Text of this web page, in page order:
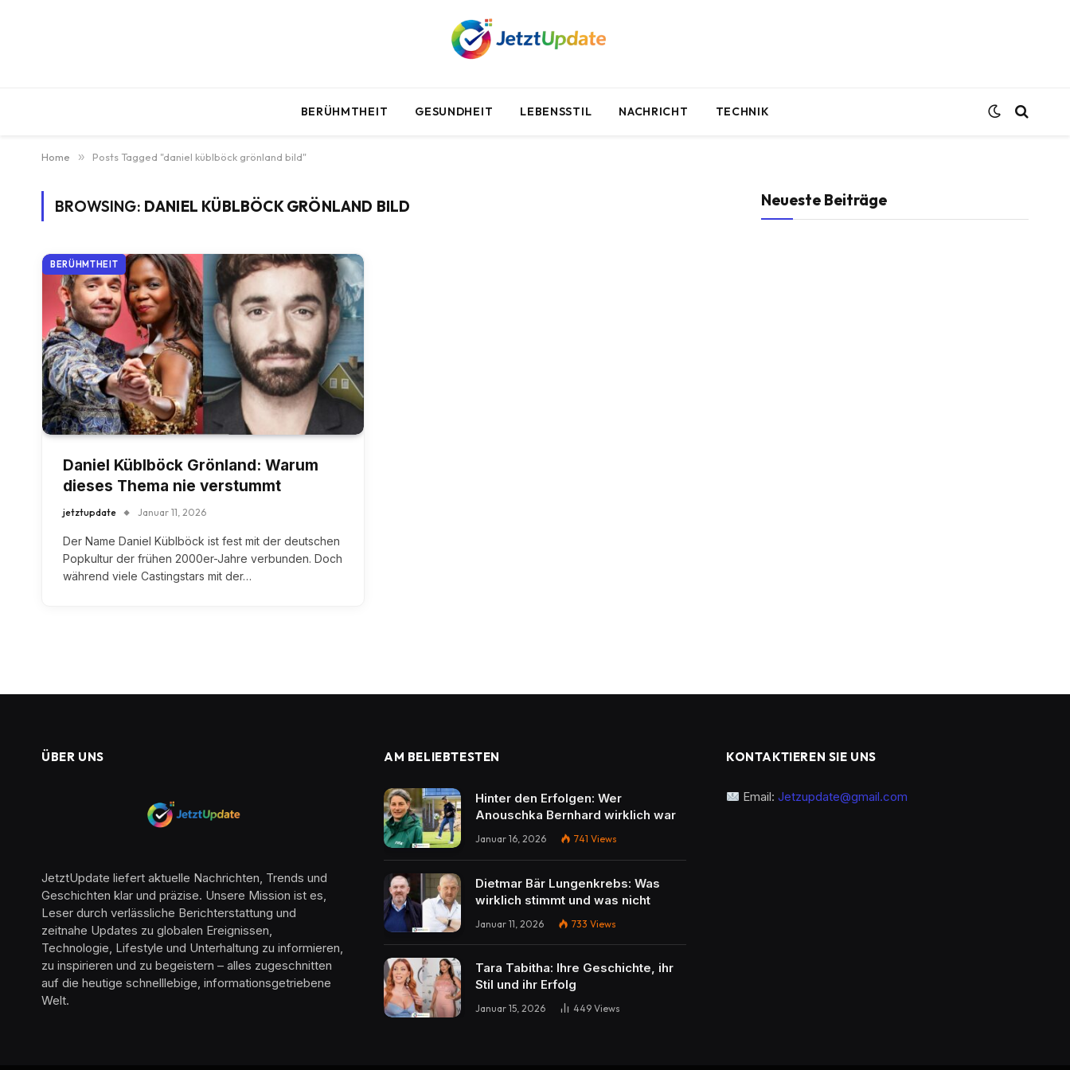
BERÜHMTHEIT GESUNDHEIT LEBENSSTIL NACHRICHT TECHNIK
Home » Posts Tagged "daniel küblböck grönland bild"
BROWSING: DANIEL KÜBLBÖCK GRÖNLAND BILD
BERÜHMTHEIT
Daniel Küblböck Grönland: Warum
dieses Thema nie verstummt
jetztupdate Januar 11, 2026
Der Name Daniel Küblböck ist fest mit der deutschen
Popkultur der frühen 2000er-Jahre verbunden. Doch
während viele Castingstars mit der…
Neueste Beiträge
ÜBER UNS
JetztUpdate liefert aktuelle Nachrichten, Trends und
Geschichten klar und präzise. Unsere Mission ist es,
Leser durch verlässliche Berichterstattung und
zeitnahe Updates zu globalen Ereignissen,
Technologie, Lifestyle und Unterhaltung zu informieren,
zu inspirieren und zu begeistern – alles zugeschnitten
auf die heutige schnelllebige, informationsgetriebene
Welt.
AM BELIEBTESTEN
Hinter den Erfolgen: Wer
Anouschka Bernhard wirklich war
Januar 16, 2026 741 Views
Dietmar Bär Lungenkrebs: Was
wirklich stimmt und was nicht
Januar 11, 2026 733 Views
Tara Tabitha: Ihre Geschichte, ihr
Stil und ihr Erfolg
Januar 15, 2026 449 Views
KONTAKTIEREN SIE UNS
Email:Jetzupdate@gmail.com